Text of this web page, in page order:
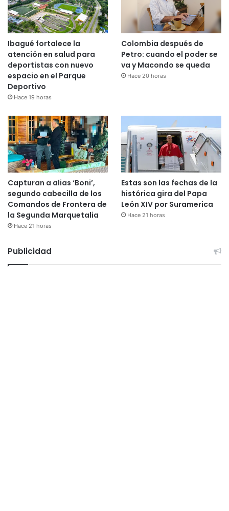
Ibagué fortalece la
atención en salud para
deportistas con nuevo
espacio en el Parque
Deportivo
Hace 19 horas
Colombia después de
Petro: cuando el poder se
va y Macondo se queda
Hace 20 horas
Capturan a alias ‘Boni’,
segundo cabecilla de los
Comandos de Frontera de
la Segunda Marquetalia
Hace 21 horas
Estas son las fechas de la
histórica gira del Papa
León XIV por Suramerica
Hace 21 horas
Publicidad